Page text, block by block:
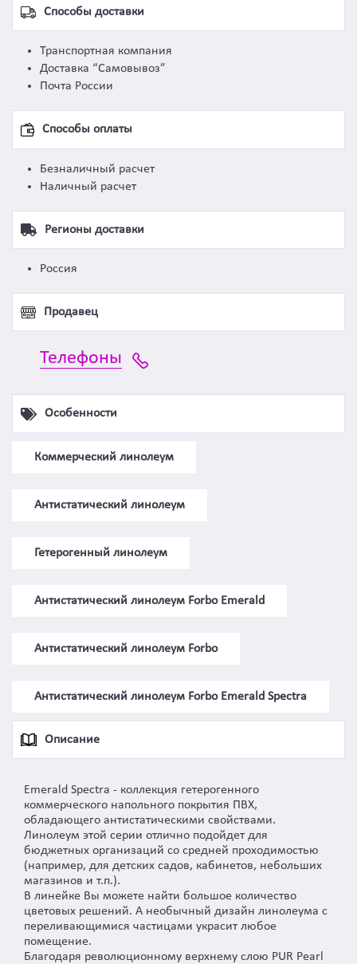
Способы доставки
Транспортная компания
Доставка “Самовывоз”
Почта России
Способы оплаты
Безналичный расчет
Наличный расчет
Регионы доставки
Россия
Продавец
Телефоны
Особенности
Коммерческий линолеум
Антистатический линолеум
Гетерогенный линолеум
Антистатический линолеум Forbo Emerald
Антистатический линолеум Forbo
Антистатический линолеум Forbo Emerald Spectra
Описание
Emerald Spectra - коллекция гетерогенного
коммерческого напольного покрытия ПВХ,
обладающего антистатическими свойствами.
Линолеум этой серии отлично подойдет для
бюджетных организаций со средней проходимостью
(например, для детских садов, кабинетов, небольших
магазинов и т.п.).
В линейке Вы можете найти большое количество
цветовых решений. А необычный дизайн линолеума с
переливающимися частицами украсит любое
помещение.
Благодаря революционному верхнему слою PUR Pearl